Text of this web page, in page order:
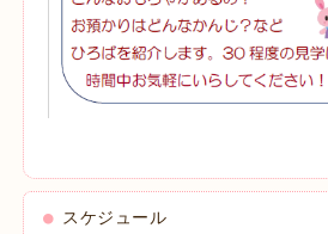
スケジュール